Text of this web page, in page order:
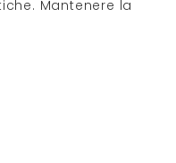
Mantenere la